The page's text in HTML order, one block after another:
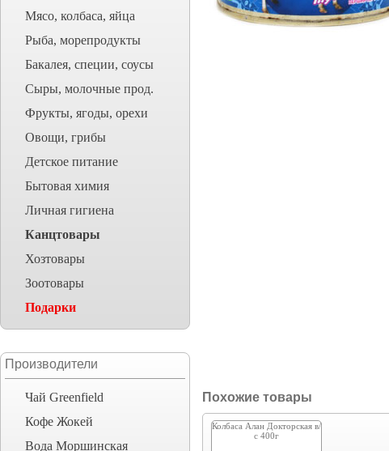
Мясо, колбаса, яйца
Рыба, морепродукты
Бакалея, специи, соусы
Сыры, молочные прод.
Фрукты, ягоды, орехи
Овощи, грибы
Детское питание
Бытовая химия
Личная гигиена
Канцтовары
Хозтовары
Зоотовары
Подарки
Производители
Чай Greenfield
Кофе Жокей
Вода Моршинская
Похожие товары
Колбаса Алан Докторская в/
с 400г